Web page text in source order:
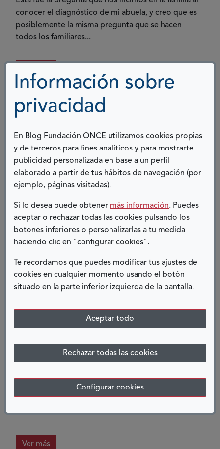
Información sobre
privacidad
En Blog Fundación ONCE utilizamos cookies propias
y de terceros para fines analíticos y para mostrarte
publicidad personalizada en base a un perfil
elaborado a partir de tus hábitos de navegación (por
ejemplo, páginas visitadas).
Si lo desea puede obtener más información. Puedes
aceptar o rechazar todas las cookies pulsando los
botones inferiores o personalizarlas a tu medida
haciendo clic en "configurar cookies".
Te recordamos que puedes modificar tus ajustes de
cookies en cualquier momento usando el botón
situado en la parte inferior izquierda de la pantalla.
Aceptar todo
Rechazar todas las cookies
Configurar cookies
conocer el diagnóstico de mi abuela, y creo que es
posiblemente la misma pregunta que se hacen
todos los familiares...
10 SEPTIEMBRE, 2024
experiencia en un campamento ‘Ga11y’, al que he
llevó a...
Ver más